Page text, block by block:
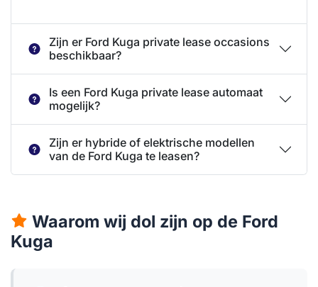
Zijn er Ford Kuga private lease occasions
beschikbaar?
Is een Ford Kuga private lease automaat
mogelijk?
Zijn er hybride of elektrische modellen
van de Ford Kuga te leasen?
Waarom wij dol zijn op de Ford
Kuga